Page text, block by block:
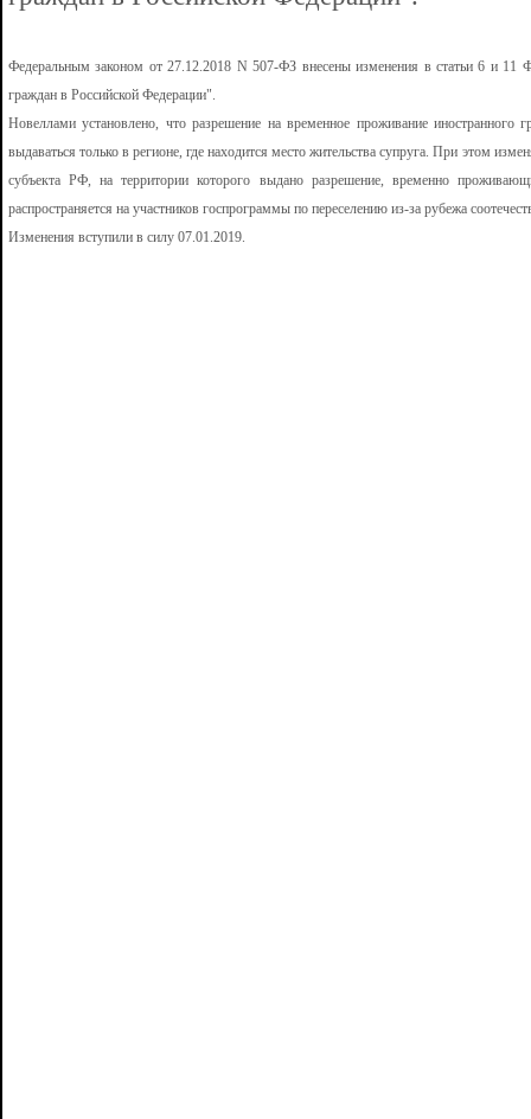
Федеральным законом от 27.12.2018 N 507-ФЗ внесены изменения в статьи 6 и 11
граждан в Российской Федерации".
Новеллами установлено, что разрешение на временное проживание
выдаваться только в регионе, где находится место жительства супруга. При этом
субъекта РФ, на территории которого выдано разрешение, временно
распространяется на участников госпрограммы по переселению из-за рубежа
Изменения вступили в силу 07.01.2019.